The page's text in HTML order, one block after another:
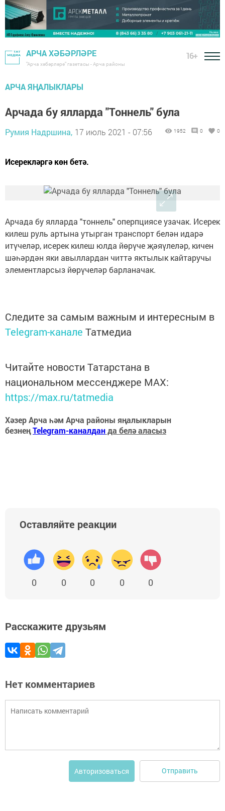
АРЧА ХӘБӘРЛӘРЕ
"Арча хәбәрләре" газетасы - Арча районы
16+
АРЧА ЯҢАЛЫКЛАРЫ
Арчада бу ялларда "Тоннель" була
Румия Надршина, 17 июль 2021 - 07:56 1952 0 0
Исерекләргә көн бетә.
Арчада бу ялларда "тоннель" оперпциясе узачак. Исерек
килеш руль артына утырган транспорт белән идарә
итүчеләр, исерек килеш юлда йөрүче җәяүлеләр, кичен
шәһәрдән яки авыллардан читтә яктылык кайтаручы
элементларсыз йөрүчеләр барланачак.
Следите за самым важным и интересным в
Telegram-канале Татмедиа
Читайте новости Татарстана в
национальном мессенджере MАХ:
https://max.ru/tatmedia
Хәзер Арча һәм Арча районы яңалыкларын
безнеңTelegram-каналданда белә аласыз
Оставляйте реакции
0 0 0 0 0
Расскажите друзьям
Нет комментариев
Авторизоваться Отправить